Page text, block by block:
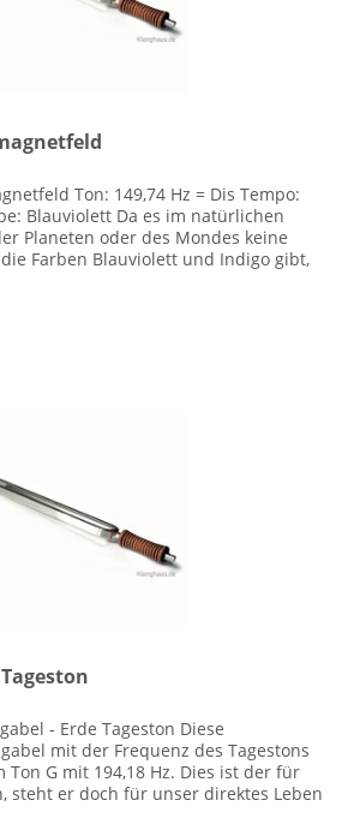
Ton: 149,74 Hz = Dis Tempo:
Blauviolett Da es im natürlichen
Planeten oder des Mondes keine
Farben Blauviolett und Indigo gibt,
- Erde Tageston Diese
mit der Frequenz des Tagestons
Ton G mit 194,18 Hz. Dies ist der für
steht er doch für unser direktes Leben